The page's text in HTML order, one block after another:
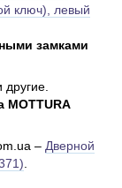
ключ), левый
замками
MOTTURA
– Дверной